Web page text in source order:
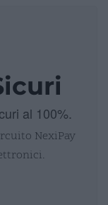
al 100%.
NexiPay